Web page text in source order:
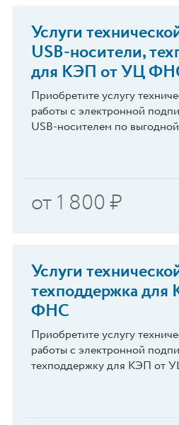
Услуги
USB-носители,
для КЭП от УЦ
Приобретите услугу
работы с электронной
USB-носителем по
от1 800₽
Услуги
техподдержка
ФНС
Приобретите услугу
работы с электронной
техподдержку для КЭП от